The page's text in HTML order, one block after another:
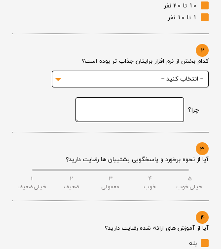
10 تا 20 نفر
1 تا 10 نفر
2
کدام بخش از نرم افزار برایتان جذاب تر بوده است؟
چرا؟
3
آیا از نحوه برخورد و پاسخگویی پشتیبان ها رضایت دارید؟
1
خیلی ضعیف
2
ضعیف
3
معمولی
4
خوب
5
خیلی خوب
4
آیا از آموزش های ارائه شده رضایت دارید؟
بله